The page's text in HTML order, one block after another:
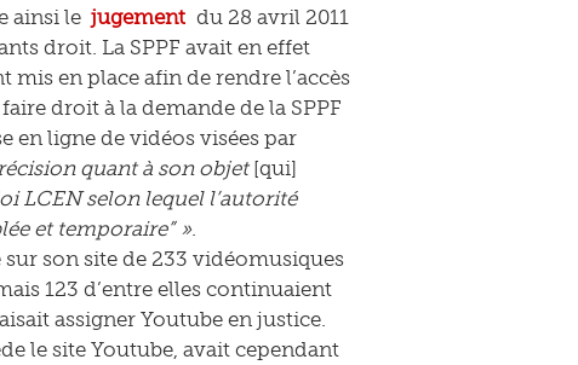
ainsi le jugement du 28 avril 2011
droit. La SPPF avait en effet
mis en place afin de rendre l’accès
droit à la demande de la SPPF
en ligne de vidéos visées par
quant à son objet[qui]
LCEN selon lequel l’autorité
et temporaire” ».
sur son site de 233 vidéomusiques
123 d’entre elles continuaient
assigner Youtube en justice.
le site Youtube, avait cependant